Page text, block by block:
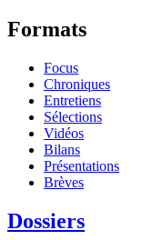
Formats
Focus
Chroniques
Entretiens
Sélections
Vidéos
Bilans
Présentations
Brèves
Dossiers